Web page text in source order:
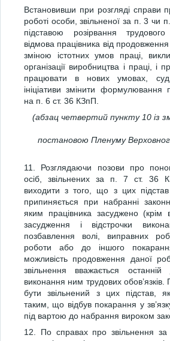
Встановивши при розгляді справи
роботі особи, звільненої за п. 3 чи
підставою розірвання
відмова працівника від продовження
зміною істотних умов праці,
організації виробництва і праці, і
працювати в нових умовах, суд
ініціативи змінити формулювання
на п. 6 ст. 36 КЗпП.
(абзац четвертий пункту 10 із
постановою Пленуму
11. Розглядаючи позови про
осіб, звільнених за п. 7 ст. 36
виходити з того, що з цих підстав
припиняється при набранні
яким працівника засуджено (крім
засудження і відстрочки
позбавлення волі, виправних
роботи або до іншого
можливість продовження даної
звільнення вважається
виконання ним трудових
бути звільнений з цих підстав,
таким, що відбув покарання у
під вартою до набрання вироком
12. По справах про звільнення